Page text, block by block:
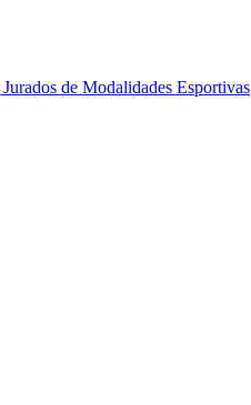
Jurados de Modalidades Esportivas